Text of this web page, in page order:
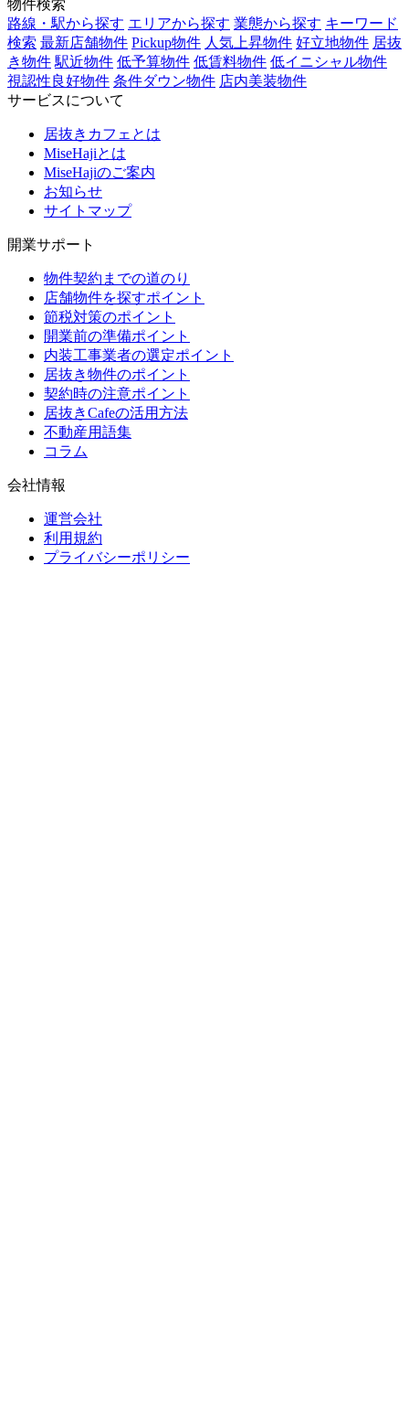
物件検索
路線・駅から探す エリアから探す 業態から探す キーワード
検索 最新店舗物件 Pickup物件 人気上昇物件 好立地物件 居抜
き物件 駅近物件 低予算物件 低賃料物件 低イニシャル物件
視認性良好物件 条件ダウン物件 店内美装物件
サービスについて
居抜きカフェとは
MiseHajiとは
MiseHajiのご案内
お知らせ
サイトマップ
開業サポート
物件契約までの道のり
店舗物件を探すポイント
節税対策のポイント
開業前の準備ポイント
内装工事業者の選定ポイント
居抜き物件のポイント
契約時の注意ポイント
居抜きCafeの活用方法
不動産用語集
コラム
会社情報
運営会社
利用規約
プライバシーポリシー